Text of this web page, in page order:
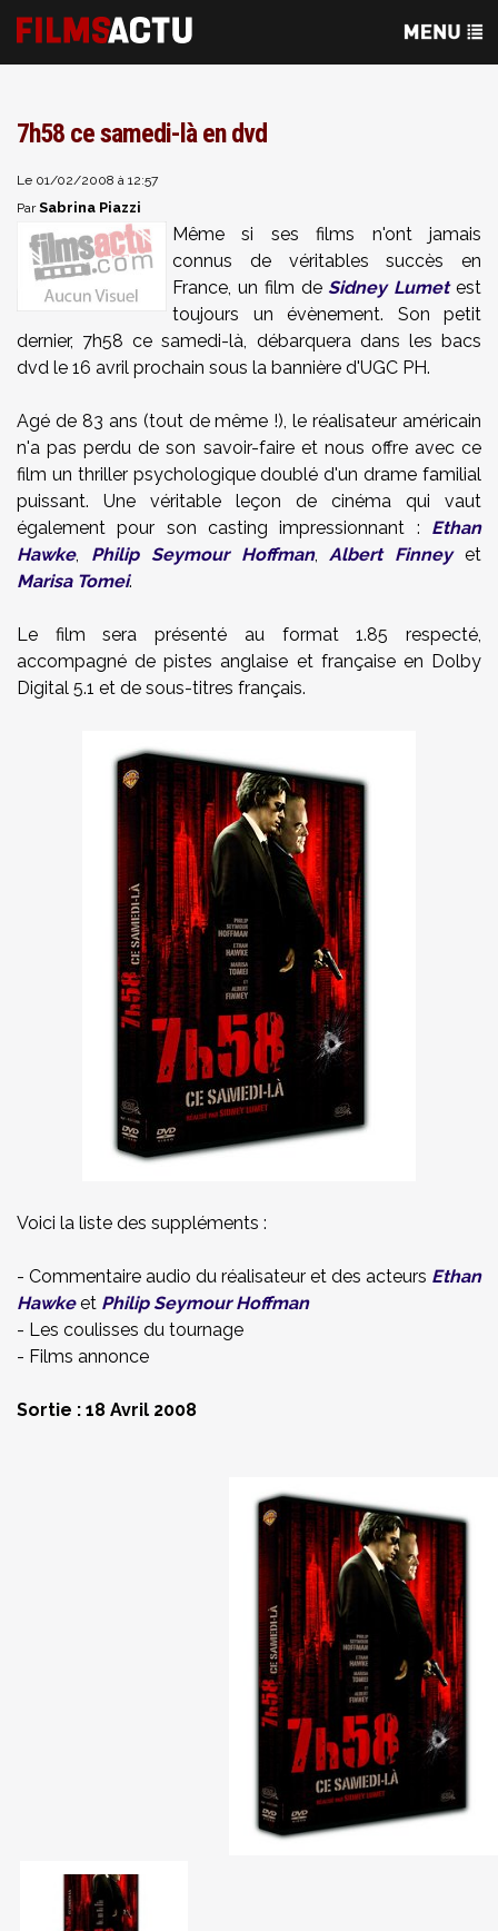
7h58 ce samedi-là en dvd
Le 01/02/2008 à 12:57
ParSabrina Piazzi
Même si ses films n'ont jamais
connus de véritables succès en
France, un film deSidney Lumetest
toujours un évènement. Son petit
dernier, 7h58 ce samedi-là, débarquera dans les bacs
dvd le 16 avril prochain sous la bannière d'UGC PH.
Agé de 83 ans (tout de même !), le réalisateur américain
n'a pas perdu de son savoir-faire et nous offre avec ce
film un thriller psychologique doublé d'un drame familial
puissant. Une véritable leçon de cinéma qui vaut
également pour son casting impressionnant : Ethan
Hawke, Philip Seymour Hoffman,Albert Finneyet
Marisa Tomei.
Le film sera présenté au format 1.85 respecté,
accompagné de pistes anglaise et française en Dolby
Digital 5.1 et de sous-titres français.
Voici la liste des suppléments :
- Commentaire audio du réalisateur et des acteurs Ethan
Hawkeet Philip Seymour Hoffman
- Les coulisses du tournage
- Films annonce
Sortie : 18 Avril 2008